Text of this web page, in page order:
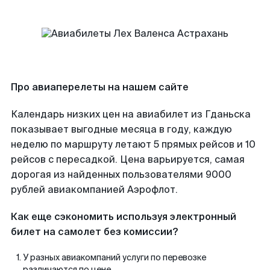
Про авиаперелеты на нашем сайте
Календарь низких цен на авиабилет из Гданьска
показывает выгодные месяца в году, каждую
неделю по маршруту летают 5 прямых рейсов и 10
рейсов с пересадкой. Цена варьируется, самая
дорогая из найденных пользователями 9000
рублей авиакомпанией Аэрофлот.
Как еще сэкономить используя электронный
билет на самолет без комиссии?
У разных авиакомпаний услуги по перевозке